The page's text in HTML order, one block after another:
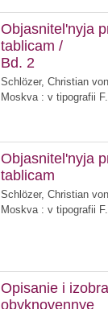
Objasnitel'nyja
tablicam /
Bd. 2
Schlözer, Christian von
Moskva : v tipografii
Objasnitel'nyja
tablicam
Schlözer, Christian von
Moskva : v tipografii
Opisanie i
obyknovennye